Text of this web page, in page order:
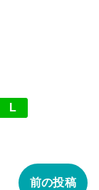
L
前の投稿